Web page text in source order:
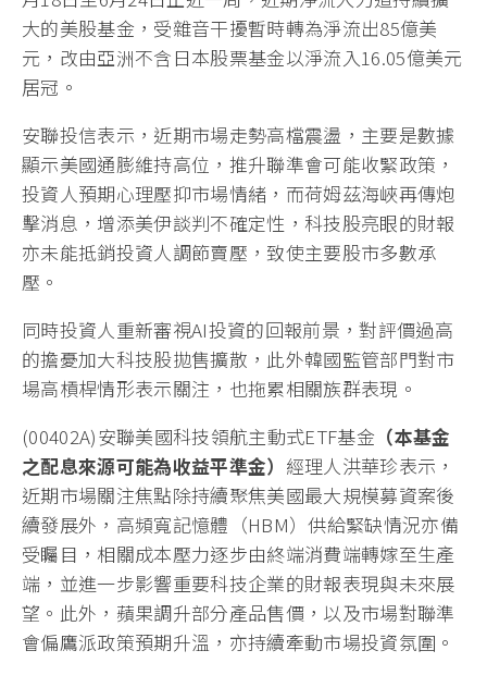
大的美股基金，受雜音干擾暫時轉為淨流出85億美
元，改由亞洲不含日本股票基金以淨流入16.05億美元
居冠。
安聯投信表示，近期市場走勢高檔震盪，主要是數據
顯示美國通膨維持高位，推升聯準會可能收緊政策，
投資人預期心理壓抑市場情緒，而荷姆茲海峽再傳炮
擊消息，增添美伊談判不確定性，科技股亮眼的財報
亦未能抵銷投資人調節賣壓，致使主要股市多數承
壓。
同時投資人重新審視AI投資的回報前景，對評價過高
的擔憂加大科技股拋售擴散，此外韓國監管部門對市
場高槓桿情形表示關注，也拖累相關族群表現。
(00402A)安聯美國科技領航主動式ETF基金 （本基金
之配息來源可能為收益平準金） 經理人洪華珍表示，
近期市場關注焦點除持續聚焦美國最大規模募資案後
續發展外，高頻寬記憶體（HBM）供給緊缺情況亦備
受矚目，相關成本壓力逐步由終端消費端轉嫁至生產
端，並進一步影響重要科技企業的財報表現與未來展
望。此外，蘋果調升部分產品售價，以及市場對聯準
會偏鷹派政策預期升溫，亦持續牽動市場投資氛圍。